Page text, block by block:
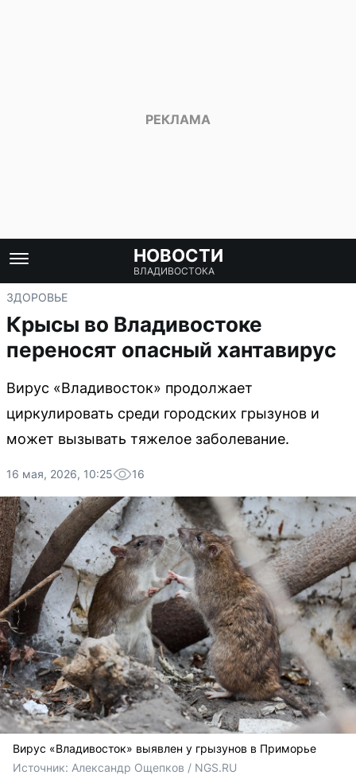
НОВОСТИ
ВЛАДИВОСТОКА
ЗДОРОВЬЕ
Крысы во Владивостоке
переносят опасный хантавирус
Вирус «Владивосток» продолжает
циркулировать среди городских грызунов и
может вызывать тяжелое заболевание.
16 мая, 2026, 10:25 16
Вирус «Владивосток» выявлен у грызунов в Приморье
Источник: Александр Ощепков / NGS.RU